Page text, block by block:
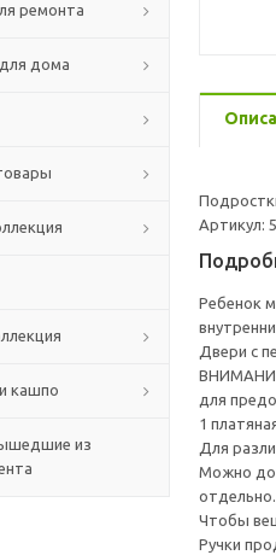
ремонта
дома
кашпо
из
Артикул:
Ребенок
Двери с
для
1
Для
Можно
отдельно.
Чтобы
Ручки